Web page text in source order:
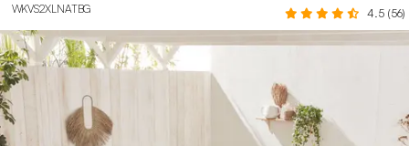
WKVS2XLNATBG 4.5 (56)